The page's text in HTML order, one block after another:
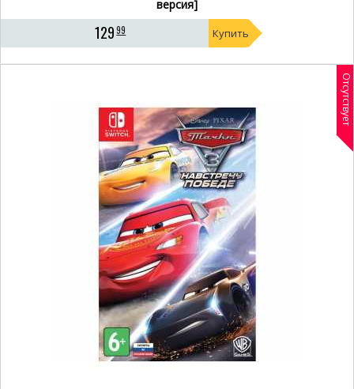
версия]
12999 Купить
Отсутствует